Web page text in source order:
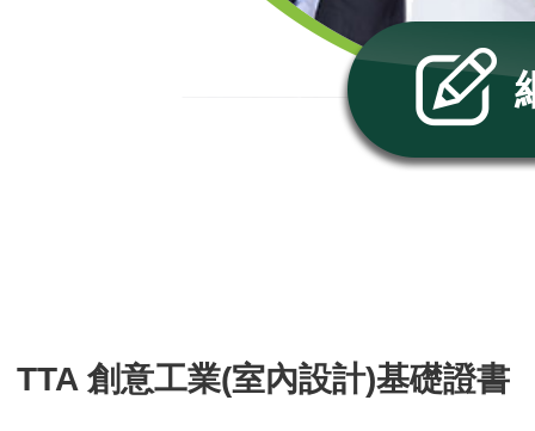
TTA 創意工業(室內設計)基礎證書